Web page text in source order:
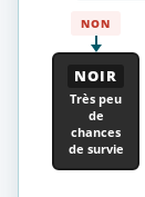
NON
NOIR
Très peu
de
chances
de survie